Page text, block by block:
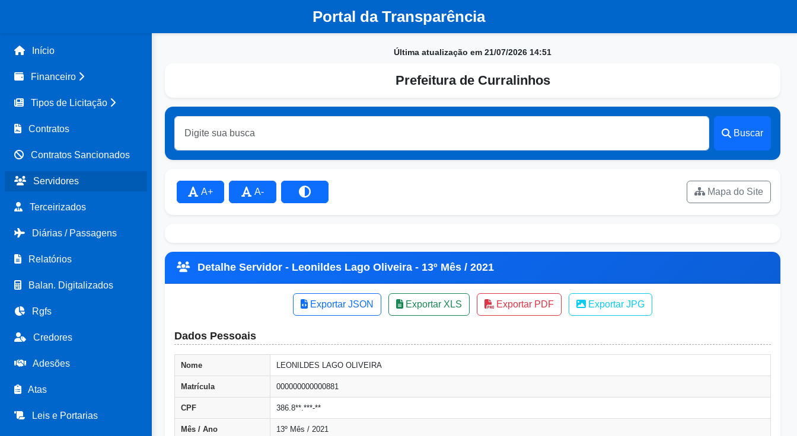
Portal da Transparência
Início
Financeiro
Tipos de Licitação
Contratos
Contratos Sancionados
Servidores
Terceirizados
Diárias / Passagens
Relatórios
Balan. Digitalizados
Rgfs
Credores
Adesões
Atas
Leis e Portarias
Última atualização em 21/07/2026 14:51
Prefeitura de Curralinhos
Buscar
A+ A- Mapa do Site
Detalhe Servidor - Leonildes Lago Oliveira - 13º Mês / 2021
Exportar JSON Exportar XLS Exportar PDF Exportar JPG
Dados Pessoais
Nome LEONILDES LAGO OLIVEIRA
Matrícula 000000000000881
CPF 386.8**.***-**
Mês / Ano 13º Mês / 2021